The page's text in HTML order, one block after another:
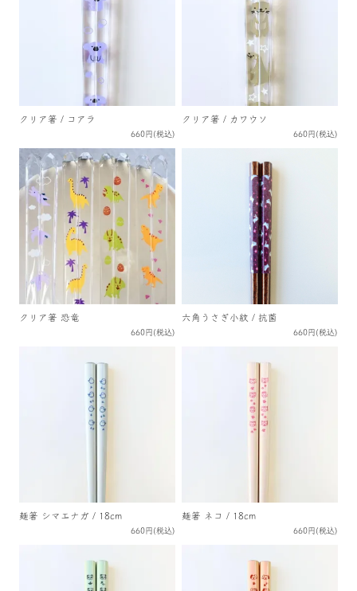
クリア箸 / コアラ
660円(税込)
クリア箸 / カワウソ
660円(税込)
クリア箸 恐竜
660円(税込)
六角うさぎ小紋 / 抗菌
660円(税込)
麺箸 シマエナガ / 18cm
660円(税込)
麺箸 ネコ / 18cm
660円(税込)